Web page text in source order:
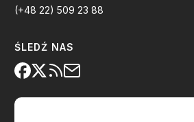
(+48 22) 509 23 88
ŚLEDŹ NAS